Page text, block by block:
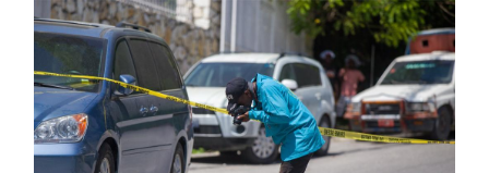
台湾 思客智库 全球连线 教育
科技 科创 量子 体育
文化 书画 健康 军事
访谈 视频 图片